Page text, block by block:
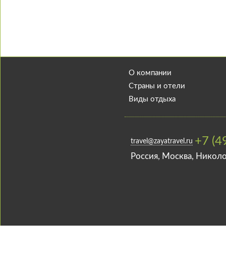
О компании
Страны и отели
Виды отдыха
travel@zayatravel.ru +7
Роcсия, Москва,